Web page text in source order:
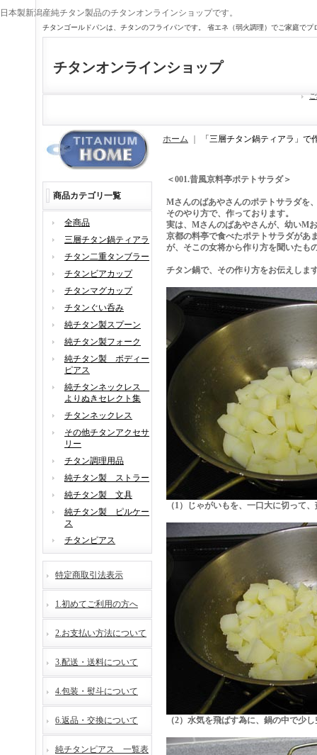
日本製新潟産純チタン製品のチタンオンラインショップです。
チタンゴールドパンは、チタンのフライパンです。 省エネ（弱火調理）でご家庭で
チタンオンラインショップ
商品カテゴリ一覧
全商品
三層チタン鍋ティアラ
チタン二重タンブラー
チタンビアカップ
チタンマグカップ
チタンぐい呑み
純チタン製スプーン
純チタン製フォーク
純チタン製 ボディー
ピアス
純チタンネックレス
よりぬきセレクト集
チタンネックレス
その他チタンアクセサ
リー
チタン調理用品
純チタン製 ストラー
純チタン製 文具
純チタン製 ピルケー
ス
チタンピアス
特定商取引法表示
1.初めてご利用の方へ
2.お支払い方法について
3.配送・送料について
4.包装・熨斗について
6.返品・交換について
純チタンピアス 一覧表
ホーム 「三層チタン鍋ティアラ」
＜001.昔風京料亭ポテトサラダ＞
Mさんのばあやさんのポテトサラダを
そのやり方で、作っております。
実は、Mさんのばあやさんが、幼いM
京都の料亭で食べたポテトサラダがあ
が、そこの女将から作り方を聞いたも
チタン鍋で、その作り方をお伝えしま
（1）じゃがいもを、一口大に切って
（2）水気を飛ばす為に、鍋の中で少